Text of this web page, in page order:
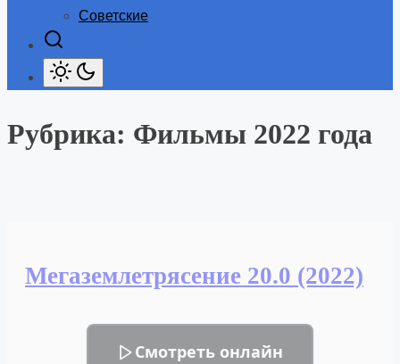
Советские
Рубрика: Фильмы 2022 года
Мегаземлетрясение 20.0 (2022)
Смотреть онлайн